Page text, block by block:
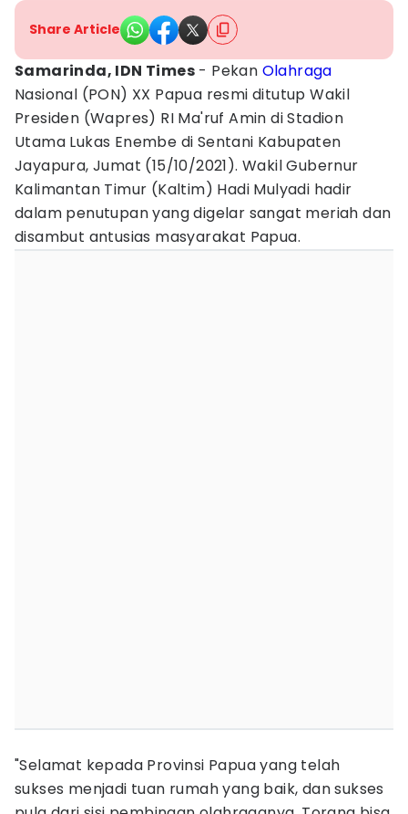
Share Article
Samarinda, IDN Times - Pekan Olahraga
Nasional (PON) XX Papua resmi ditutup Wakil
Presiden (Wapres) RI Ma'ruf Amin di Stadion
Utama Lukas Enembe di Sentani Kabupaten
Jayapura, Jumat (15/10/2021). Wakil Gubernur
Kalimantan Timur (Kaltim) Hadi Mulyadi hadir
dalam penutupan yang digelar sangat meriah dan
disambut antusias masyarakat Papua.
"Selamat kepada Provinsi Papua yang telah
sukses menjadi tuan rumah yang baik, dan sukses